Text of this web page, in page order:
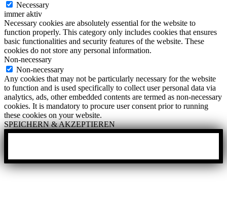
Necessary
immer aktiv
Necessary cookies are absolutely essential for the website to
function properly. This category only includes cookies that ensures
basic functionalities and security features of the website. These
cookies do not store any personal information.
Non-necessary
Non-necessary
Any cookies that may not be particularly necessary for the website
to function and is used specifically to collect user personal data via
analytics, ads, other embedded contents are termed as non-necessary
cookies. It is mandatory to procure user consent prior to running
these cookies on your website.
SPEICHERN & AKZEPTIEREN